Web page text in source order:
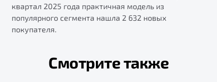
квартал 2025 года практичная модель из
популярного сегмента нашла 2 632 новых
покупателя.
Смотрите также